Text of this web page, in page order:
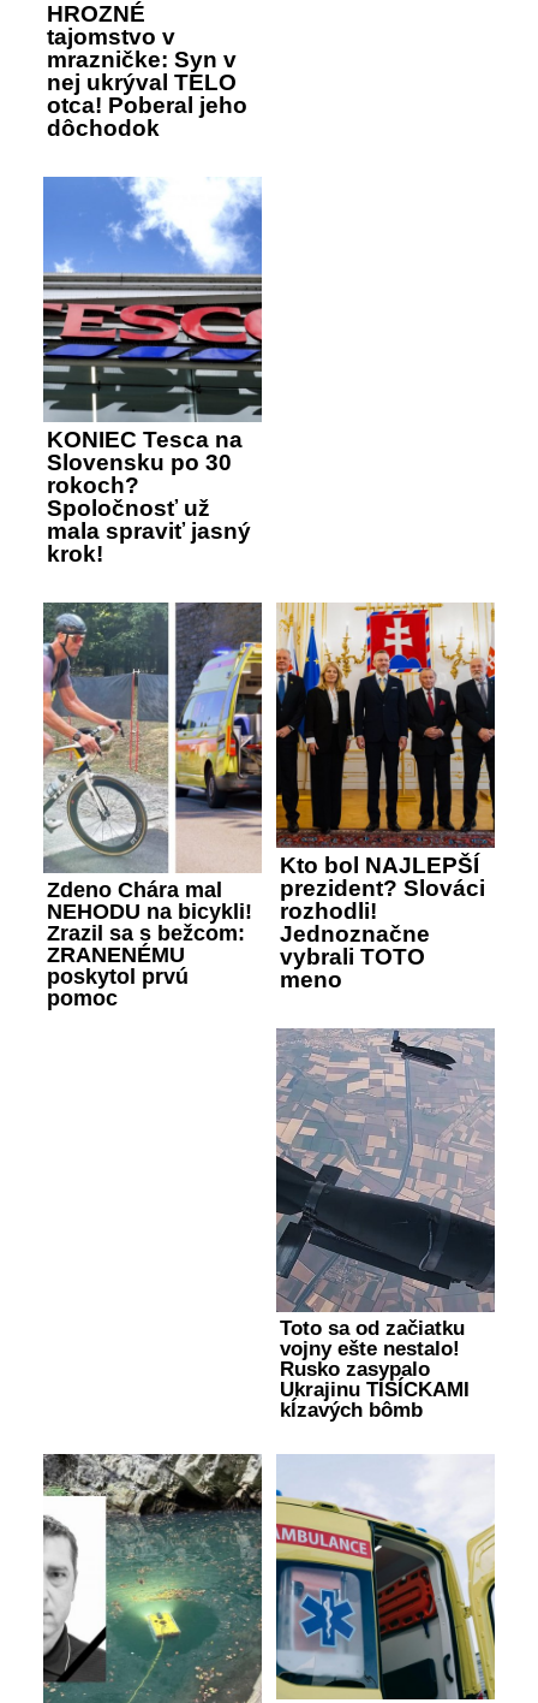
HROZNÉ
tajomstvo v
mrazničke: Syn v
nej ukrýval TELO
otca! Poberal jeho
dôchodok
KONIEC Tesca na
Slovensku po 30
rokoch?
Spoločnosť už
mala spraviť jasný
krok!
Zdeno Chára mal
NEHODU na bicykli!
Zrazil sa s bežcom:
ZRANENÉMU
poskytol prvú
pomoc
Kto bol NAJLEPŠÍ
prezident? Slováci
rozhodli!
Jednoznačne
vybrali TOTO
meno
Toto sa od začiatku
vojny ešte nestalo!
Rusko zasypalo
Ukrajinu TISÍCKAMI
kĺzavých bômb